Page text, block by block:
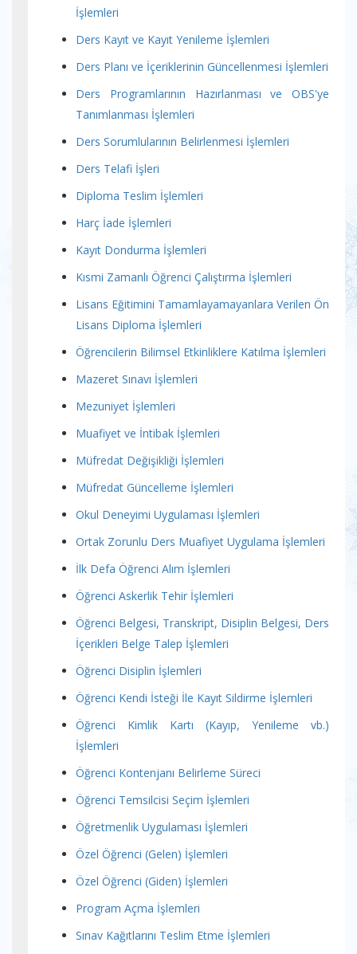
İşlemleri
Ders Kayıt ve Kayıt Yenileme İşlemleri
Ders Planı ve İçeriklerinin Güncellenmesi İşlemleri
Ders Programlarının Hazırlanması ve OBS'ye
Tanımlanması İşlemleri
Ders Sorumlularının Belirlenmesi İşlemleri
Ders Telafi İşleri
Diploma Teslim İşlemleri
Harç İade İşlemleri
Kayıt Dondurma İşlemleri
Kısmi Zamanlı Öğrenci Çalıştırma İşlemleri
Lisans Eğitimini Tamamlayamayanlara Verilen Ön
Lisans Diploma İşlemleri
Öğrencilerin Bilimsel Etkinliklere Katılma İşlemleri
Mazeret Sınavı İşlemleri
Mezuniyet İşlemleri
Muafiyet ve İntibak İşlemleri
Müfredat Değişikliği İşlemleri
Müfredat Güncelleme İşlemleri
Okul Deneyimi Uygulaması İşlemleri
Ortak Zorunlu Ders Muafiyet Uygulama İşlemleri
İlk Defa Öğrenci Alım İşlemleri
Öğrenci Askerlik Tehir İşlemleri
Öğrenci Belgesi, Transkript, Disiplin Belgesi, Ders
İçerikleri Belge Talep İşlemleri
Öğrenci Disiplin İşlemleri
Öğrenci Kendi İsteği İle Kayıt Sildirme İşlemleri
Öğrenci Kimlik Kartı (Kayıp, Yenileme vb.)
İşlemleri
Öğrenci Kontenjanı Belirleme Süreci
Öğrenci Temsilcisi Seçim İşlemleri
Öğretmenlik Uygulaması İşlemleri
Özel Öğrenci (Gelen) İşlemleri
Özel Öğrenci (Giden) İşlemleri
Program Açma İşlemleri
Sınav Kağıtlarını Teslim Etme İşlemleri